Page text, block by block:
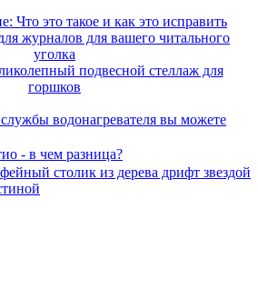
Что это такое и как это исправить
журналов для вашего читального
уголка
подвесной стеллаж для
горшков
водонагревателя вы можете
- в чем разница?
столик из дерева дрифт звездой